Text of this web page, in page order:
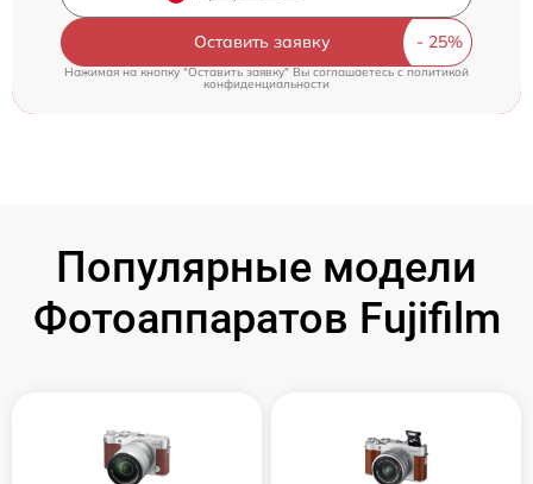
Оставить заявку
Нажимая на кнопку "Оставить заявку" Вы соглашаетесь c политикой
конфиденциальности
Популярные модели
Фотоаппаратов Fujifilm